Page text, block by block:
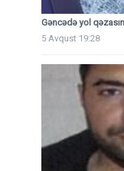
Gəncədə yol
5 Avqust 19:28